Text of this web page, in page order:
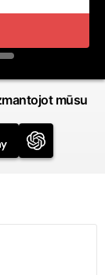
mūsu